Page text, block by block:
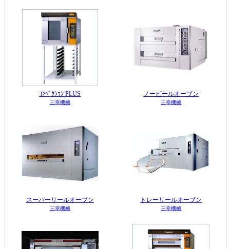
ｺﾝﾍﾞｸｼｮﾝ PLUS
三幸機械
ノーピールオーブン
三幸機械
スーパーリールオーブン
三幸機械
トレーリールオーブン
三幸機械